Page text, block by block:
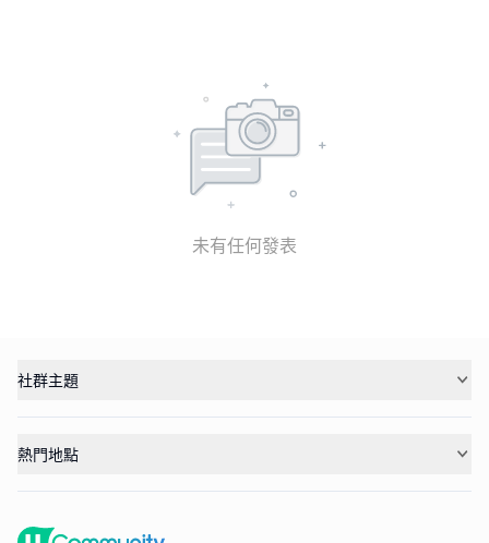
未有任何發表
社群主題
熱門地點